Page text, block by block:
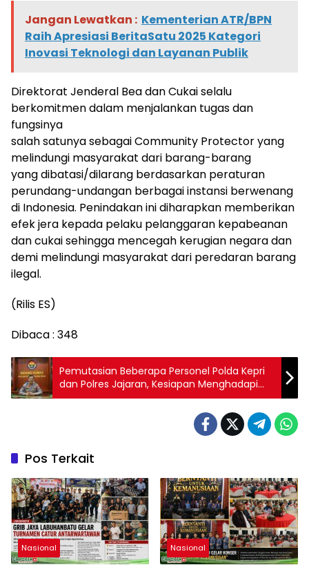
Jangan Lewatkan : Kementerian ATR/BPN
Raih Apresiasi BeritaSatu 2025 Kategori
Inovasi Teknologi dan Layanan Publik
Direktorat Jenderal Bea dan Cukai selalu
berkomitmen dalam menjalankan tugas dan
fungsinya
salah satunya sebagai Community Protector yang
melindungi masyarakat dari barang-barang
yang dibatasi/dilarang berdasarkan peraturan
perundang-undangan berbagai instansi berwenang
di Indonesia. Penindakan ini diharapkan memberikan
efek jera kepada pelaku pelanggaran kepabeanan
dan cukai sehingga mencegah kerugian negara dan
demi melindungi masyarakat dari peredaran barang
ilegal.
(Rilis ES)
Dibaca : 348
Pemutasian Beberapa Personel Polda Kepri
dan Polres Jajaran, Kesiapan Menghadapi
Nataru dan Pemilu 2024
Pos Terkait
Nasional Nasional